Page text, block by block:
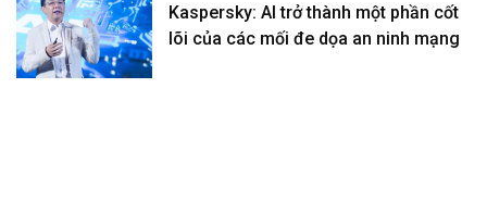
Kaspersky: AI trở thành một phần cốt
lõi của các mối đe dọa an ninh mạng